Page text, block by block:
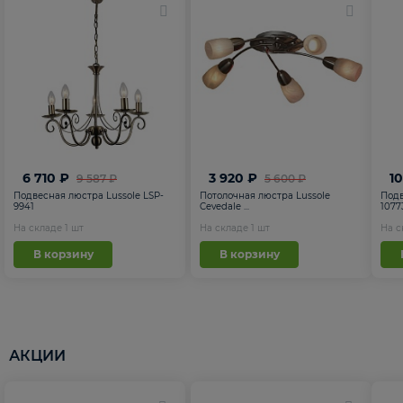
9 587 ₽
6 710 ₽
Подвесная люстра Lussole LSP-
9941
На складе 1 шт
В корзину
5 600 ₽
3 920 ₽
Потолочная люстра Lussole
Cevedale ...
На складе 1 шт
В корзину
На
АКЦИИ